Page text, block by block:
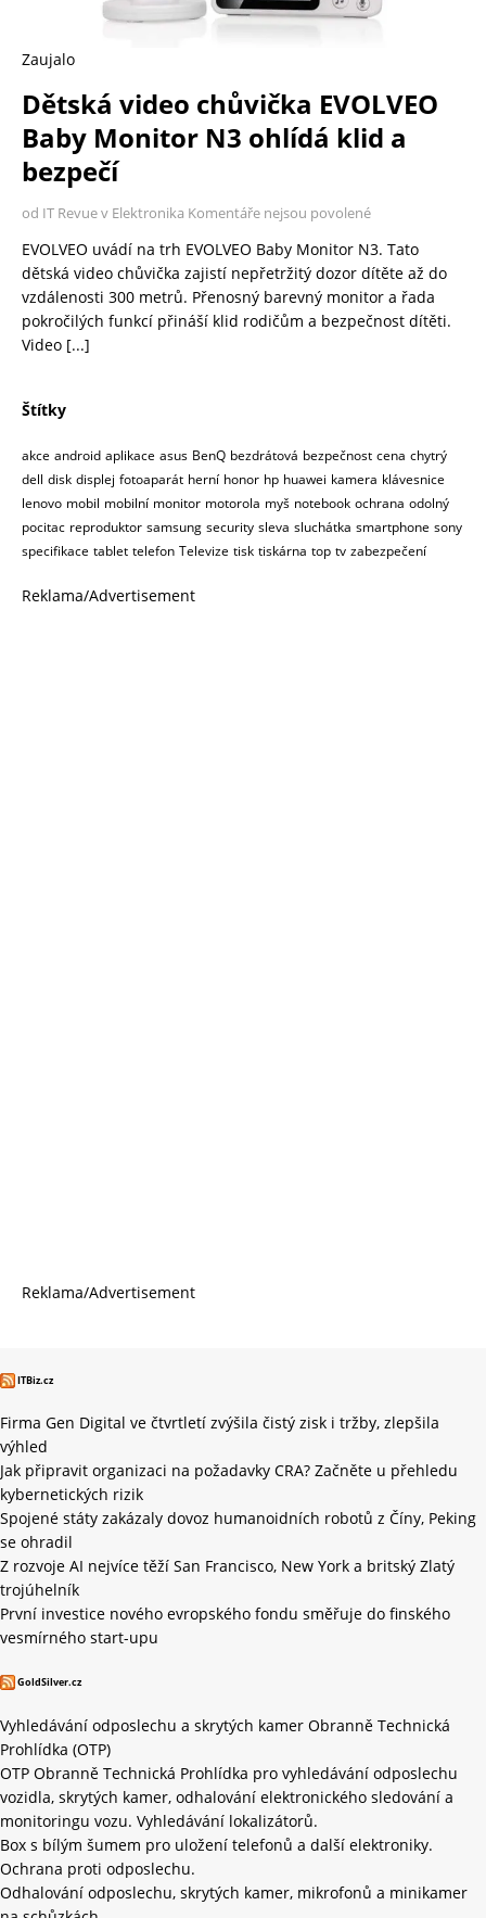
Zaujalo
Dětská video chůvička EVOLVEO
Baby Monitor N3 ohlídá klid a
bezpečí
od IT Revue v Elektronika Komentáře nejsou povolené
EVOLVEO uvádí na trh EVOLVEO Baby Monitor N3. Tato
dětská video chůvička zajistí nepřetržitý dozor dítěte až do
vzdálenosti 300 metrů. Přenosný barevný monitor a řada
pokročilých funkcí přináší klid rodičům a bezpečnost dítěti.
Video [...]
Štítky
akce android aplikace asus BenQ bezdrátová bezpečnost cena chytrý
dell disk displej fotoaparát herní honor hp huawei kamera klávesnice
lenovo mobil mobilní monitor motorola myš notebook ochrana odolný
pocitac reproduktor samsung security sleva sluchátka smartphone sony
specifikace tablet telefon Televize tisk tiskárna top tv zabezpečení
Reklama/Advertisement
Reklama/Advertisement
ITBiz.cz
Firma Gen Digital ve čtvrtletí zvýšila čistý zisk i tržby, zlepšila
výhled
Jak připravit organizaci na požadavky CRA? Začněte u přehledu
kybernetických rizik
Spojené státy zakázaly dovoz humanoidních robotů z Číny, Peking
se ohradil
Z rozvoje AI nejvíce těží San Francisco, New York a britský Zlatý
trojúhelník
První investice nového evropského fondu směřuje do finského
vesmírného start-upu
GoldSilver.cz
Vyhledávání odposlechu a skrytých kamer Obranně Technická
Prohlídka (OTP)
OTP Obranně Technická Prohlídka pro vyhledávání odposlechu
vozidla, skrytých kamer, odhalování elektronického sledování a
monitoringu vozu. Vyhledávání lokalizátorů.
Box s bílým šumem pro uložení telefonů a další elektroniky.
Ochrana proti odposlechu.
Odhalování odposlechu, skrytých kamer, mikrofonů a minikamer